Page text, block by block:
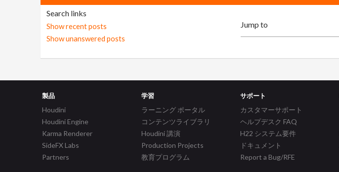
Search links
Show recent posts
Show unanswered posts
製品
Houdini
Houdini Engine
Karma Renderer
SideFX Labs
Partners
学習
ラーニング ポータル
コンテンツライブラリ
Houdini 講演
Production Projects
教育プログラム
サポート
カスタマーサポート
ヘルプデスク FAQ
H22 システム要件
ドキュメント
Report a Bug/RFE